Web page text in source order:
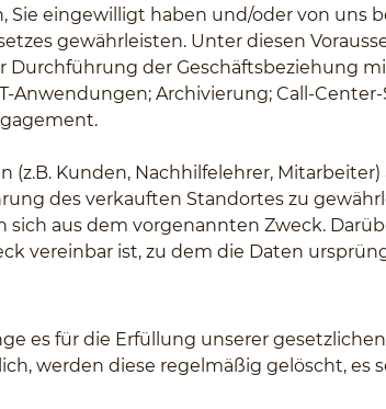
eingewilligt haben und/oder von uns
gewährleisten. Unter diesen
Durchführung der Geschäftsbeziehung
Archivierung; Call-Center-
Kunden, Nachhilfelehrer,
des verkauften Standortes zu
sich aus dem vorgenannten Zweck.
vereinbar ist, zu dem die Daten
es für die Erfüllung unserer
werden diese regelmäßig gelöscht, es